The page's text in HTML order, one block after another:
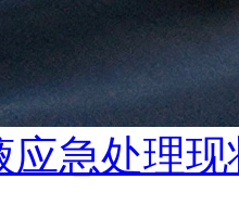
应急处理现